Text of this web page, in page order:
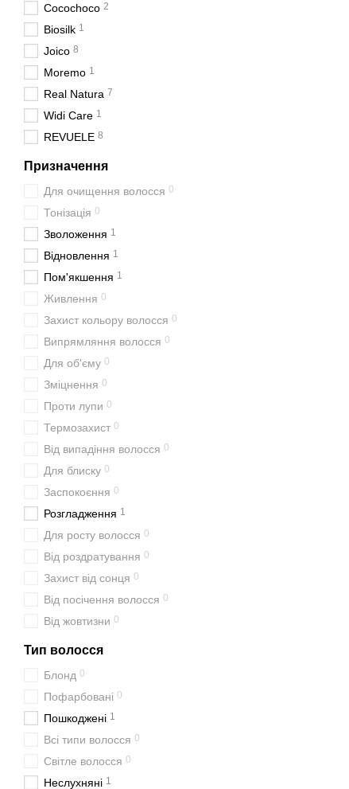
Cocochoco 2
Biosilk 1
Joico 8
Moremo 1
Real Natura 7
Widi Care 1
REVUELE 8
Призначення
Для очищення волосся 0
Тонізація 0
Зволоження 1
Відновлення 1
Пом'якшення 1
Живлення 0
Захист кольору волосся 0
Випрямляння волосся 0
Для об'єму 0
Зміцнення 0
Проти лупи 0
Термозахист 0
Від випадіння волосся 0
Для блиску 0
Заспокоєння 0
Розгладження 1
Для росту волосся 0
Від роздратування 0
Захист від сонця 0
Від посічення волосся 0
Від жовтизни 0
Тип волосся
Блонд 0
Пофарбовані 0
Пошкоджені 1
Всі типи волосся 0
Світле волосся 0
Неслухняні 1